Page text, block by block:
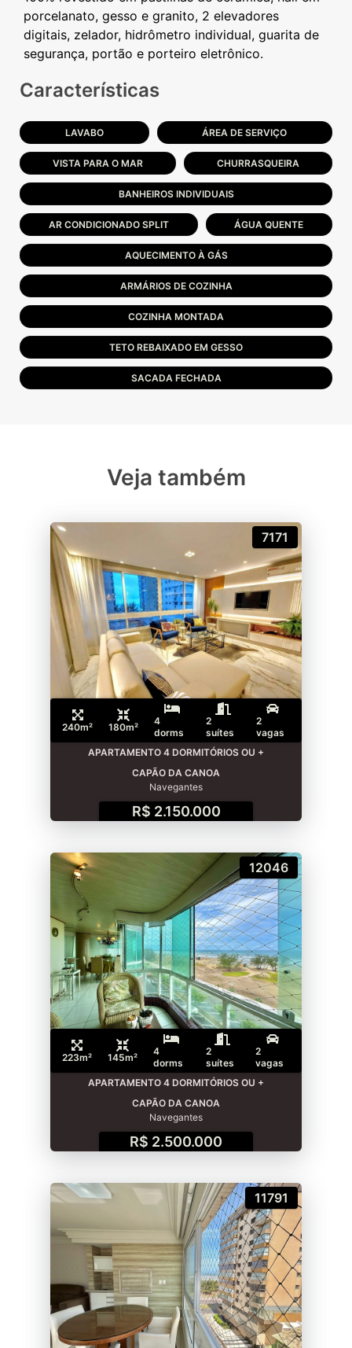
porcelanato, gesso e granito, 2 elevadores
digitais, zelador, hidrômetro individual, guarita de
Características
LAVABO ÁREA DE SERVIÇO
VISTA PARA O MAR CHURRASQUEIRA
BANHEIROS INDIVIDUAIS
AR CONDICIONADO SPLIT ÁGUA QUENTE
AQUECIMENTO À GÁS
ARMÁRIOS DE COZINHA
COZINHA MONTADA
TETO REBAIXADO EM GESSO
SACADA FECHADA
Veja também
7171
240m² 180m²
4
dorms
2
suítes
2
vagas
APARTAMENTO 4 DORMITÓRIOS OU +
CAPÃO DA CANOA
Navegantes
R$ 2.150.000
12046
223m² 145m²
4
dorms
2
suítes
2
vagas
APARTAMENTO 4 DORMITÓRIOS OU +
CAPÃO DA CANOA
Navegantes
R$ 2.500.000
11791